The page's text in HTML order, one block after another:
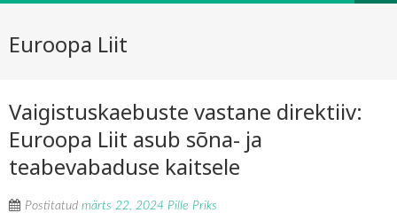
Euroopa Liit
Vaigistuskaebuste vastane direktiiv:
Euroopa Liit asub sõna- ja
teabevabaduse kaitsele
Postitatud märts 22, 2024 Pille Priks